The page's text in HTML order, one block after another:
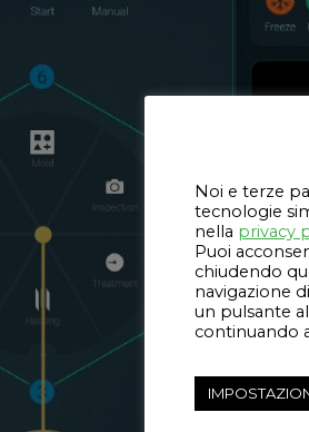
Noi e terze
tecnologie
nella privacy
Puoi
chiudendo
navigazione
un pulsante
continuando